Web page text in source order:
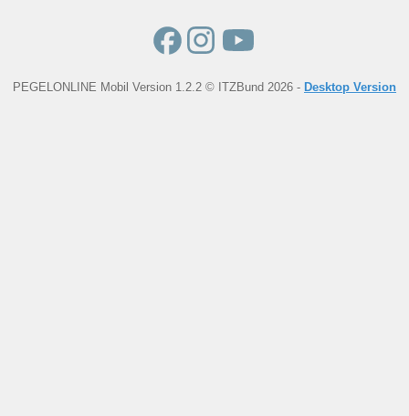
PEGELONLINE Mobil Version 1.2.2 © ITZBund 2026 - Desktop Version